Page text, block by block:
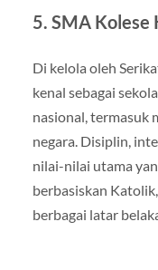
5. SMA Kolese
Di kelola oleh
kenal sebagai
nasional, termasuk
negara. Disiplin,
nilai-nilai utama
berbasiskan
berbagai latar